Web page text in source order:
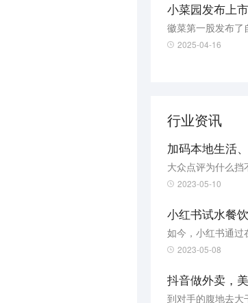
小菜园发布上
徽菜第一股发布了
2025-04-16
行业资讯
加码本地生活
大众点评为什么挡
2023-05-10
小红书试水餐
2023-05-08
抖音做外卖，
到对手的腹地去大